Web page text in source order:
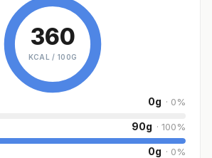
360
KCAL / 100G
0g · 0%
90g · 100%
0g · 0%